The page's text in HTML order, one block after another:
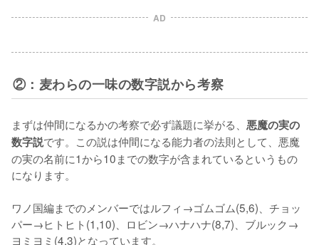
AD
②：麦わらの一味の数字説から考察
まずは仲間になるかの考察で必ず議題に挙がる、 悪魔の実の
数字説です。この説は仲間になる能力者の法則として、悪魔
の実の名前に1から10までの数字が含まれているというもの
になります。
ワノ国編までのメンバーではルフィ→ゴムゴム(5,6)、チョッ
パー→ヒトヒト(1,10)、ロビン→ハナハナ(8,7)、ブルック→
ヨミヨミ(4,3)となっています。